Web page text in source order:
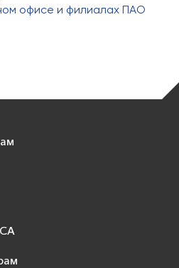
офисе и филиалах ПАО